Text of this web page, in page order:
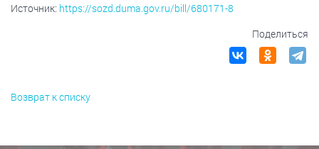
Источник: https://sozd.duma.gov.ru/bill/680171-8
Поделиться
Возврат к списку